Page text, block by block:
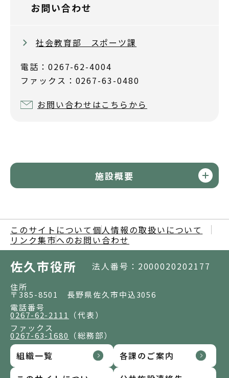
お問い合わせ
社会教育部 スポーツ課
電話：0267-62-4004
ファックス：0267-63-0480
お問い合わせはこちらから
施設概要
このサイトについて 個人情報の取扱いについて
リンク集市へのお問い合わせ
佐久市役所 法人番号：2000020202177
住所
〒385-8501 長野県佐久市中込3056
電話番号
0267-62-2111
（代表）
ファックス
0267-63-1680 （総務部）
組織一覧
各課のご案内